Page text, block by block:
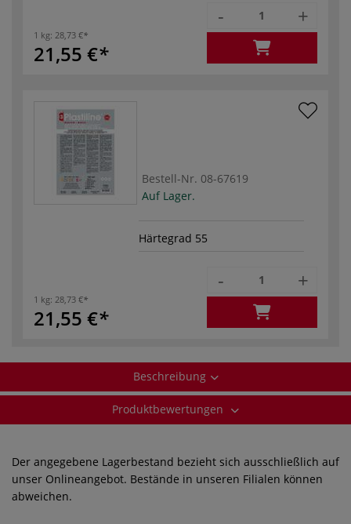
1 kg: 28,73 €
21,55 €
- +
Bestell-Nr. 08-67619
Auf Lager.
Härtegrad 55
1 kg: 28,73 €
21,55 €
- +
Beschreibung
Produktbewertungen
Der angegebene Lagerbestand bezieht sich ausschließlich auf
unser Onlineangebot. Bestände in unseren Filialen können
abweichen.